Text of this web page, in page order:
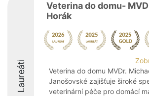
Laureáti
Veterina do domu-
Horák
Veterina do domu MVDr.
Janošovské zajišťuje široké
veterinární péče pro domácí